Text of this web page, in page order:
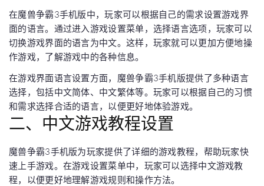
在魔兽争霸3手机版中，玩家可以根据自己的需求设置游戏界
面的语言。通过进入游戏设置菜单，选择语言选项，玩家可以
切换游戏界面的语言为中文。这样，玩家就可以更加方便地操
作游戏，了解游戏中的各种信息。
在游戏界面语言设置方面，魔兽争霸3手机版提供了多种语言
选择，包括中文简体、中文繁体等。玩家可以根据自己的习惯
和需求选择合适的语言，以便更好地体验游戏。
二、中文游戏教程设置
魔兽争霸3手机版为玩家提供了详细的游戏教程，帮助玩家快
速上手游戏。在游戏设置菜单中，玩家可以选择中文游戏教
程，以便更好地理解游戏规则和操作方法。